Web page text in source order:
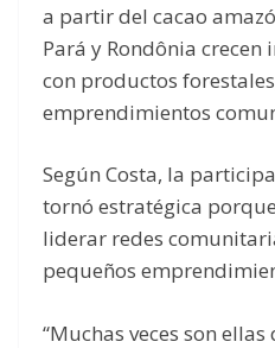
a partir del cacao
Pará y Rondônia
con productos
emprendimientos
Según Costa, la
tornó estratégica
liderar redes
pequeños
“Muchas veces son